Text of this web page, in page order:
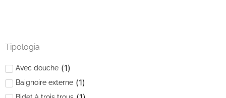
Tipologia
Avec douche (1)
Baignoire externe (1)